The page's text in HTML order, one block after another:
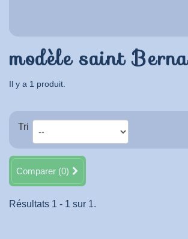
modèle saint
Il y a 1 produit.
Tri
Comparer (0)
Résultats 1 - 1 sur 1.